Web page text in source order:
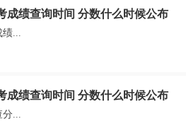
成绩查询时间 分数什么时候公布
...
成绩查询时间 分数什么时候公布
...